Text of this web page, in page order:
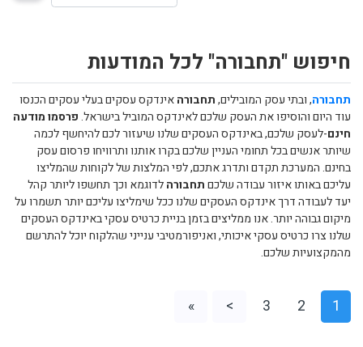
חיפוש "תחבורה" לכל המודעות
תחבורה, ובתי עסק המובילים,תחבורהאינדקס עסקים בעלי עסקים הכנסו
עוד היום והוסיפו את העסק שלכם לאינדקס המוביל בישראל.פרסמו מודעה
חינם-לעסק שלכם, באינדקס העסקים שלנו שיעזור לכם להיחשף לכמה
שיותר אנשים בכל תחומי העניין שלכם בקרו אותנו ותרוויחו פרסום עסק
בחינם. המערכת תקדם ותדרג אתכם, לפי המלצות של לקוחות שהמליצו
עליכם באותו איזור עבודה שלכםתחבורהלדוגמא וכך תחשפו ליותר קהל
יעד לעבודה דרך אינדקס העסקים שלנו ככל שימליצו עליכם יותר תשמרו על
מיקום גבוהה יותר. אנו ממליצים בזמן בניית כרטיס עסקי באינדקס העסקים
שלנו צרו כרטיס עסקי איכותי, ואניפורמטיבי ענייני שהלקוח יוכל להתרשם
מהמקצועיות שלכם.
1
2
3
>
»